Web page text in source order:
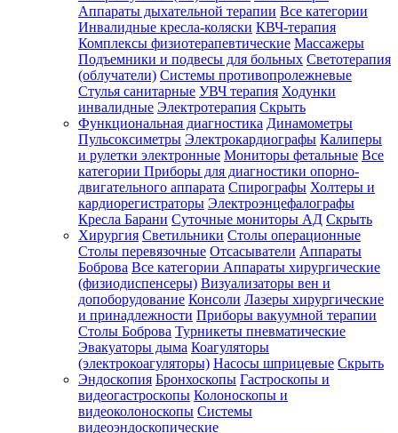
Аппараты дыхательной терапии Все категории
Инвалидные кресла-коляски КВЧ-терапия
Комплексы физиотерапевтические Массажеры
Подъемники и подвесы для больных Светотерапия
(облучатели) Системы противопролежневые
Стулья санитарные УВЧ терапия Ходунки
инвалидные Электротерапия Скрыть
Функциональная диагностика Динамометры
Пульсоксиметры Электрокардиографы Калиперы
и рулетки электронные Мониторы фетальные Все
категории Приборы для диагностики опорно-
двигательного аппарата Спирографы Холтеры и
кардиорегистраторы Электроэнцефалографы
Кресла Барани Суточные мониторы АД Скрыть
Хирургия Светильники Столы операционные
Столы перевязочные Отсасыватели Аппараты
Боброва Все категории Аппараты хирургические
(физиодиспенсеры) Визуализаторы вен и
допоборудование Консоли Лазеры хирургические
и принадлежности Приборы вакуумной терапии
Столы Боброва Турникеты пневматические
Эвакуаторы дыма Коагуляторы
(электрокоагуляторы) Насосы шприцевые Скрыть
Эндоскопия Бронхоскопы Гастроскопы и
видеогастроскопы Колоноскопы и
видеоколоноскопы Системы
видеоэндоскопические